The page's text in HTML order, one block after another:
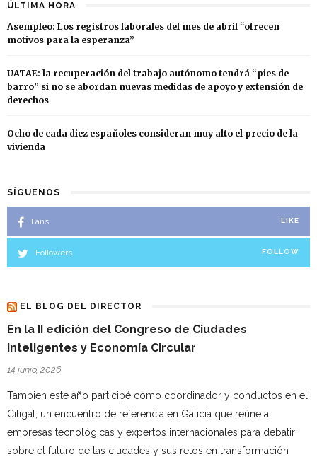
ÚLTIMA HORA
Asempleo: Los registros laborales del mes de abril “ofrecen
motivos para la esperanza”
UATAE: la recuperación del trabajo autónomo tendrá “pies de
barro” si no se abordan nuevas medidas de apoyo y extensión de
derechos
Ocho de cada diez españoles consideran muy alto el precio de la
vivienda
SÍGUENOS
Fans LIKE
Followers FOLLOW
EL BLOG DEL DIRECTOR
En la II edición del Congreso de Ciudades
Inteligentes y Economía Circular
14 junio, 2026
Tambien este año participé como coordinador y conductos en el
Citigal; un encuentro de referencia en Galicia que reúne a
empresas tecnológicas y expertos internacionales para debatir
sobre el futuro de las ciudades y sus retos en transformación